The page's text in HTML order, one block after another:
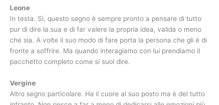
Leone
In testa. Sì, questo segno è sempre pronto a pensare di tutto
pur di dire la sua e di far valere la propria idea, valida o meno
che sia. A volte il suo modo di fare porta la persona che gli è di
fronte a soffrire. Ma quando interagiamo con lui prendiamo il
pacchetto completo come si suol dire.
Vergine
Altro segno particolare. Ha il cuore al suo posto ma è del tutto